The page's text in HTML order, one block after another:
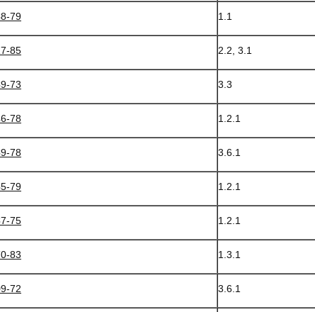
79 1.1
85 2.2, 3.1
73 3.3
78 1.2.1
78 3.6.1
79 1.2.1
75 1.2.1
83 1.3.1
72 3.6.1